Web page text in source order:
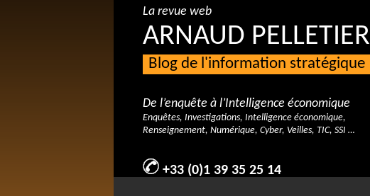
La revue web
ARNAUD PELLETIER
Blog de l'information stratégique
De l’enquête à l’Intelligence économique
Enquêtes, Investigations, Intelligence économique,
Renseignement, Numérique, Cyber, Veilles, TIC, SSI …
+33 (0)1 39 35 25 14